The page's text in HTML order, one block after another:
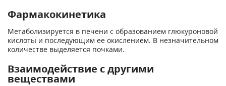
Фармакокинетика
Метаболизируется в печени с образованием глюкуроновой
кислоты и последующим ее окислением. В незначительном
количестве выделяется почками.
Взаимодействие с другими
веществами